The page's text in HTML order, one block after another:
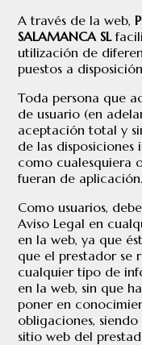
A través de la web,
SALAMANCA SL
utilización de
puestos a
Toda persona que
de usuario (en
aceptación total y
de las disposiciones
como cualesquiera
fueran de aplicación.
Como usuarios,
Aviso Legal en
en la web, ya que
que el prestador se
cualquier tipo de
en la web, sin que
poner en
obligaciones,
sitio web del